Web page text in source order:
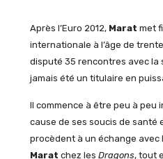
Après l’Euro 2012, Marat met
internationale à l’âge de
disputé 35 rencontres avec la
jamais été un titulaire en
Il commence à être peu à peu
cause de ses soucis de santé
procèdent à un échange avec
Marat chez les Dragons, tout